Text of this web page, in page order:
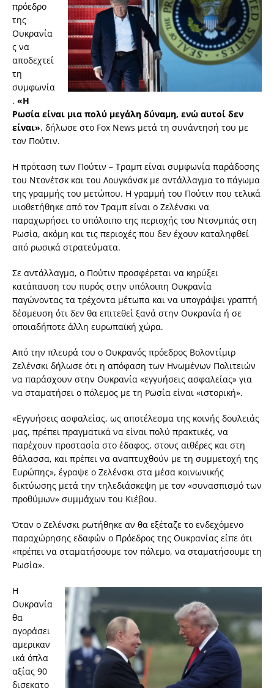
πρόεδρο
της
Ουκρανία
ς να
αποδεχτεί
τη
συμφωνία
. «Η
Ρωσία είναι μια πολύ μεγάλη δύναμη, ενώ αυτοί δεν
είναι», δήλωσε στο Fox News μετά τη συνάντησή του με
τον Πούτιν.
Η πρόταση των Πούτιν – Τραμπ είναι συμφωνία παράδοσης
του Ντονέτσκ και του Λουγκάνσκ με αντάλλαγμα το πάγωμα
της γραμμής του μετώπου. Η γραμμή του Πούτιν που τελικά
υιοθετήθηκε από τον Τραμπ είναι ο Ζελένσκι να
παραχωρήσει το υπόλοιπο της περιοχής του Ντονμπάς στη
Ρωσία, ακόμη και τις περιοχές που δεν έχουν καταληφθεί
από ρωσικά στρατεύματα.
Σε αντάλλαγμα, ο Πούτιν προσφέρεται να κηρύξει
κατάπαυση του πυρός στην υπόλοιπη Ουκρανία
παγώνοντας τα τρέχοντα μέτωπα και να υπογράψει γραπτή
δέσμευση ότι δεν θα επιτεθεί ξανά στην Ουκρανία ή σε
οποιαδήποτε άλλη ευρωπαϊκή χώρα.
Από την πλευρά του ο Ουκρανός πρόεδρος Βολοντίμιρ
Ζελένσκι δήλωσε ότι η απόφαση των Ηνωμένων Πολιτειών
να παράσχουν στην Ουκρανία «εγγυήσεις ασφαλείας» για
να σταματήσει ο πόλεμος με τη Ρωσία είναι «ιστορική».
«Εγγυήσεις ασφαλείας, ως αποτέλεσμα της κοινής δουλειάς
μας, πρέπει πραγματικά να είναι πολύ πρακτικές, να
παρέχουν προστασία στο έδαφος, στους αιθέρες και στη
θάλασσα, και πρέπει να αναπτυχθούν με τη συμμετοχή της
Ευρώπης», έγραψε ο Ζελένσκι στα μέσα κοινωνικής
δικτύωσης μετά την τηλεδιάσκεψη με τον «συνασπισμό των
προθύμων» συμμάχων του Κιέβου.
Όταν ο Ζελένσκι ρωτήθηκε αν θα εξέταζε το ενδεχόμενο
παραχώρησης εδαφών ο Πρόεδρος της Ουκρανίας είπε ότι
«πρέπει να σταματήσουμε τον πόλεμο, να σταματήσουμε τη
Ρωσία».
Η
Ουκρανία
θα
αγοράσει
αμερικαν
ικά όπλα
αξίας 90
δισεκατο